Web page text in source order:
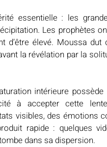
essentielle : les
Les prophètes
d’être élevé. Moussa
intérieure
à accepter cette
visibles, des émotions
rapide : quelques
dans sa dispersion.